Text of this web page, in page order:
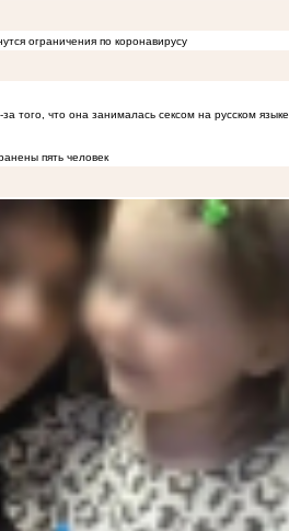
ограничения по коронавирусу
того, что она занималась сексом на русском языке
пять человек